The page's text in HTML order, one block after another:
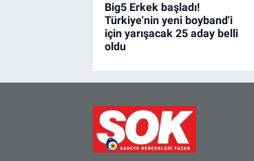
Big5 Erkek başladı!
Türkiye'nin yeni boyband'i
için yarışacak 25 aday belli
oldu